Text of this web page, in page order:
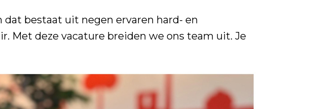
bestaat uit negen ervaren hard- en
Met deze vacature breiden we ons team uit. Je